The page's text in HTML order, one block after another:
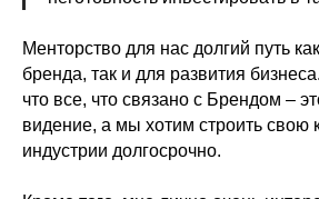
Менторство для нас долгий путь
бренда, так и для развития
что все, что связано с Брендом –
видение, а мы хотим строить свою
индустрии долгосрочно.